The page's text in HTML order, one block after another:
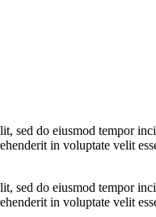
sed do eiusmod tempor
in voluptate velit
sed do eiusmod tempor
in voluptate velit